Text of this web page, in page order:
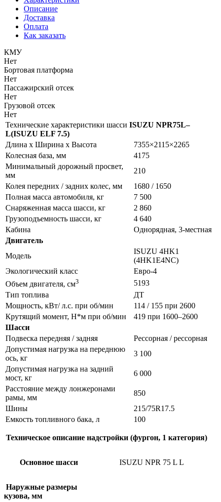
Описание
Доставка
Оплата
Как заказать
КМУ
Нет
Бортовая платформа
Нет
Пассажирский отсек
Нет
Грузовой отсек
Нет
Технические характеристики шасси ISUZU NPR75L–
L(ISUZU ELF 7.5)
Длина х Ширина х Высота
7355×2115×2265
Колесная база, мм
4175
Минимальный дорожный просвет,
мм
210
Колея передних / задних колес, мм
1680 / 1650
Полная масса автомобиля, кг
7 500
Снаряженная масса шасси, кг
2 860
Грузоподъемность шасси, кг
4 640
Кабина
Однорядная, 3-местная
Двигатель
Модель
ISUZU 4HK1
(4HK1E4NC)
Экологический класс
Евро-4
Объем двигателя, см3
5193
Тип топлива
ДТ
Мощность, кВт/ л.с. при об/мин
114 / 155 при 2600
Крутящий момент, Н*м при об/мин
419 при 1600–2600
Шасси
Подвеска передняя / задняя
Рессорная / рессорная
Допустимая нагрузка на переднюю
ось, кг
3 100
Допустимая нагрузка на задний
мост, кг
6 000
Расстояние между лонжеронами
рамы, мм
850
Шины
215/75R17.5
Емкость топливного бака, л
100
Техническое описание надстройки (фургон, 1 категория)
Основное шасси ISUZU NPR 75 L L
Наружные размеры
кузова, мм